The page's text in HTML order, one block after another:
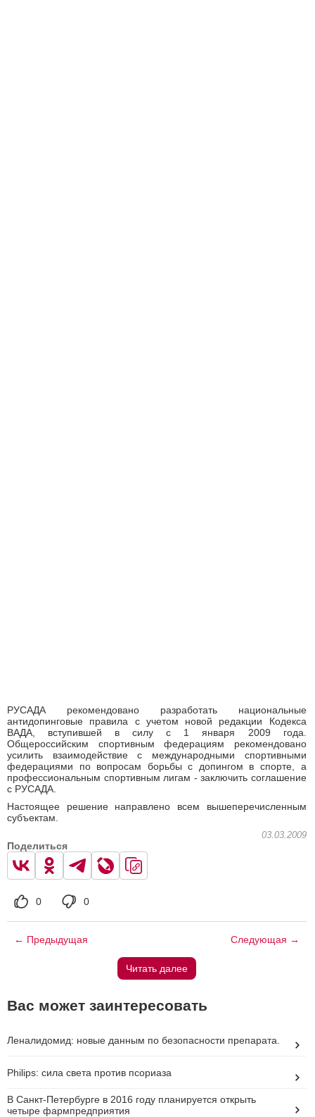
РУСАДА рекомендовано разработать национальные
антидопинговые правила с учетом новой редакции Кодекса
ВАДА, вступившей в силу с 1 января 2009 года.
Общероссийским спортивным федерациям рекомендовано
усилить взаимодействие с международными спортивными
федерациями по вопросам борьбы с допингом в спорте, а
профессиональным спортивным лигам - заключить соглашение
с РУСАДА.
Настоящее решение направлено всем вышеперечисленным
субъектам.
03.03.2009
Поделиться
0 0
← Предыдущая Следующая →
Читать далее
Вас может заинтересовать
Леналидомид: новые данным по безопасности препарата.
Philips: сила света против псориаза
В Санкт-Петербурге в 2016 году планируется открыть
четыре фармпредприятия